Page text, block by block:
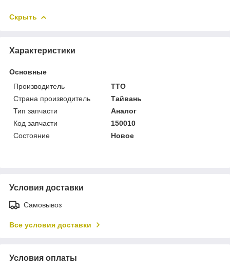
Скрыть
Характеристики
Основные
Производитель
TTO
Страна производитель
Тайвань
Тип запчасти
Аналог
Код запчасти
150010
Состояние
Новое
Условия доставки
Самовывоз
Все условия доставки
Условия оплаты